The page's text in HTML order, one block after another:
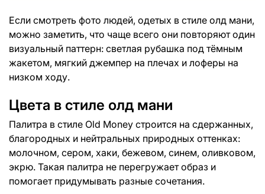
Если смотреть фото людей, одетых в стиле олд мани,
можно заметить, что чаще всего они повторяют один
визуальный паттерн: светлая рубашка под тёмным
жакетом, мягкий джемпер на плечах и лоферы на
низком ходу.
Цвета в стиле олд мани
Палитра в стиле Old Money строится на сдержанных,
благородных и нейтральных природных оттенках:
молочном, сером, хаки, бежевом, синем, оливковом,
экрю. Такая палитра не перегружает образ и
помогает придумывать разные сочетания.